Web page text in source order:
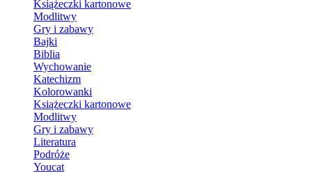
Książeczki kartonowe
Modlitwy
Gry i zabawy
Bajki
Biblia
Wychowanie
Katechizm
Kolorowanki
Książeczki kartonowe
Modlitwy
Gry i zabawy
Literatura
Podróże
Youcat